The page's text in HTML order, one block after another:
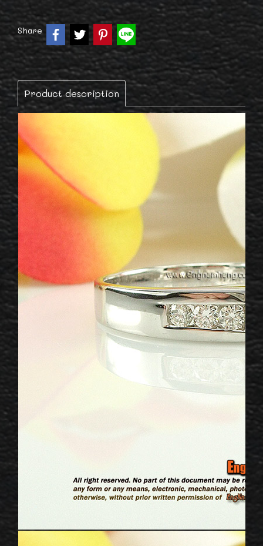
Share
Product description